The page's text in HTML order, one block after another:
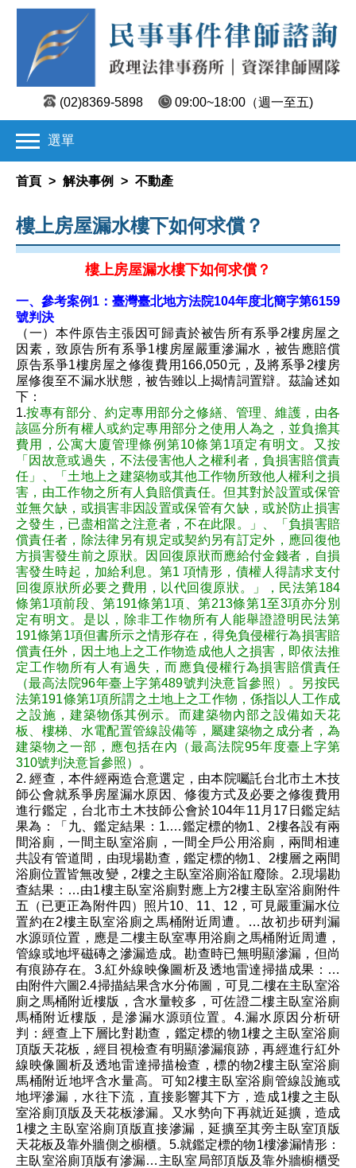
(02)8369-5898 09:00~18:00 （週一至五)
選單
首頁 > 解決事例 > 不動產
樓上房屋漏水樓下如何求償？
樓上房屋漏水樓下如何求償？
一、參考案例1：臺灣臺北地方法院104年度北簡字第6159
號判決
（一）本件原告主張因可歸責於被告所有系爭2樓房屋之
因素，致原告所有系爭1樓房屋嚴重滲漏水，被告應賠償
原告系爭1樓房屋之修復費用166,050元，及將系爭2樓房
屋修復至不漏水狀態，被告雖以上揭情詞置辯。茲論述如
下：
1.按專有部分、約定專用部分之修繕、管理、維護，由各
該區分所有權人或約定專用部分之使用人為之，並負擔其
費用，公寓大廈管理條例第10條第1項定有明文。又按
「因故意或過失，不法侵害他人之權利者，負損害賠償責
任」、「土地上之建築物或其他工作物所致他人權利之損
害，由工作物之所有人負賠償責任。但其對於設置或保管
並無欠缺，或損害非因設置或保管有欠缺，或於防止損害
之發生，已盡相當之注意者，不在此限。」、「負損害賠
償責任者，除法律另有規定或契約另有訂定外，應回復他
方損害發生前之原狀。因回復原狀而應給付金錢者，自損
害發生時起，加給利息。第1 項情形，債權人得請求支付
回復原狀所必要之費用，以代回復原狀。」，民法第184
條第1項前段、第191條第1項、第213條第1至3項亦分別
定有明文。是以，除非工作物所有人能舉證證明民法第
191條第1項但書所示之情形存在，得免負侵權行為損害賠
償責任外，因土地上之工作物造成他人之損害，即依法推
定工作物所有人有過失，而應負侵權行為損害賠償責任
（最高法院96年臺上字第489號判決意旨參照）。另按民
法第191條第1項所謂之土地上之工作物，係指以人工作成
之設施，建築物係其例示。而建築物內部之設備如天花
板、樓梯、水電配置管線設備等，屬建築物之成分者，為
建築物之一部，應包括在內（最高法院95年度臺上字第
310號判決意旨參照）
。
2. 經查，本件經兩造合意選定，由本院囑託台北市土木技
師公會就系爭房屋漏水原因、修復方式及必要之修復費用
進行鑑定，台北市土木技師公會於104年11月17日鑑定結
果為：「九、鑑定結果：1.…鑑定標的物1、2樓各設有兩
間浴廁，一間主臥室浴廁，一間全戶公用浴廁，兩間相連
共設有管道間，由現場勘查，鑑定標的物1、2樓層之兩間
浴廁位置皆無改變，2樓之主臥室浴廁浴缸廢除。2.現場勘
查結果：…由1樓主臥室浴廁對應上方2樓主臥室浴廁附件
五（已更正為附件四）照片10、11、12，可見嚴重漏水位
置約在2樓主臥室浴廁之馬桶附近周遭。…故初步研判漏
水源頭位置，應是二樓主臥室專用浴廁之馬桶附近周遭，
管線或地坪磁磚之滲漏造成。勘查時已無明顯滲漏，但尚
有痕跡存在。3.紅外線映像圖析及透地雷達掃描成果：…
由附件六圖2.4掃描結果含水分佈圖，可見二樓在主臥室浴
廁之馬桶附近樓版，含水量較多，可佐證二樓主臥室浴廁
馬桶附近樓版，是滲漏水源頭位置。4.漏水原因分析研
判：經查上下層比對勘查，鑑定標的物1樓之主臥室浴廁
頂版天花板，經目視檢查有明顯滲漏痕跡，再經進行紅外
線映像圖析及透地雷達掃描檢查，標的物2樓主臥室浴廁
馬桶附近地坪含水量高。可知2樓主臥室浴廁管線設施或
地坪滲漏，水往下流，直接影響其下方，造成1樓之主臥
室浴廁頂版及天花板滲漏。又水勢向下再就近延擴，造成
1樓之主臥室浴廁頂版直接滲漏，延擴至其旁主臥室頂版
天花板及靠外牆側之櫥櫃。5.就鑑定標的物1樓滲漏情形：
主臥室浴廁頂版有滲漏…主臥室局部頂版及靠外牆櫥櫃受